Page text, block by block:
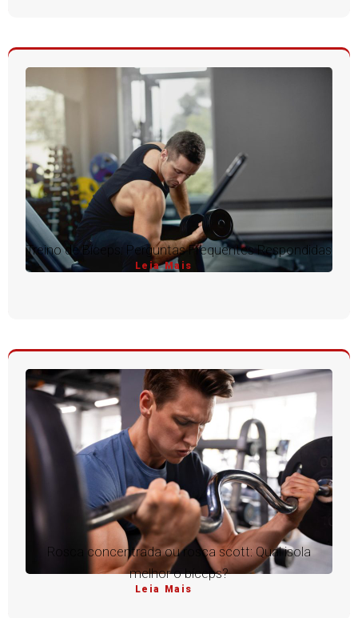
Treino de Bíceps: Perguntas Frequentes Respondidas
Leia Mais
Rosca concentrada ou rosca scott: Qual isola
melhor o bíceps?
Leia Mais